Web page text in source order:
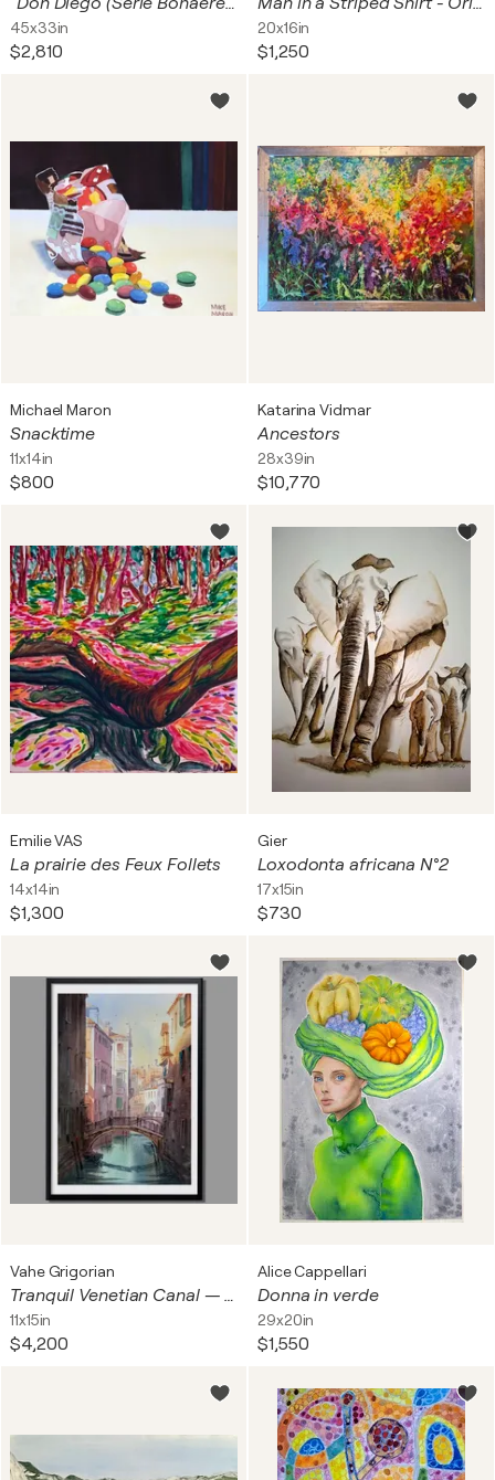
45x33in
$2,810
20x16in
$1,250
Michael Maron
Snacktime
11x14in
$800
Katarina Vidmar
Ancestors
28x39in
$10,770
Emilie VAS
La prairie des Feux Follets
14x14in
$1,300
Gier
Loxodonta africana N°2
17x15in
$730
Vahe Grigorian
Tranquil Venetian Canal — Original Watercolor Painting
11x15in
$4,200
Alice Cappellari
Donna in verde
29x20in
$1,550